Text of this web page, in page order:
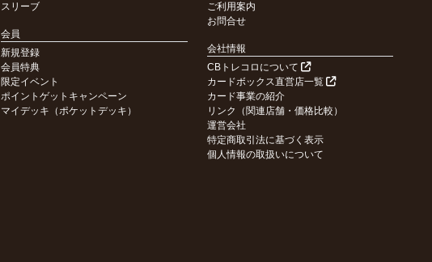
スリーブ
会員
新規登録
会員特典
限定イベント
ポイントゲットキャンペーン
マイデッキ（ポケットデッキ）
ご利用案内
お問合せ
会社情報
CBトレコロについて
カードボックス直営店一覧
カード事業の紹介
リンク（関連店舗・価格比較）
運営会社
特定商取引法に基づく表示
個人情報の取扱いについて